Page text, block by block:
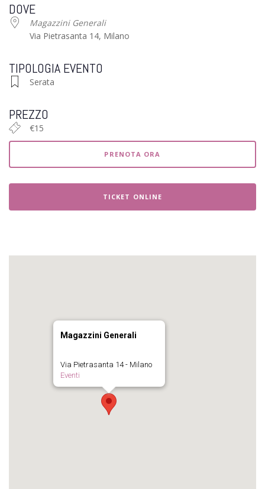
DOVE
Magazzini Generali
Via Pietrasanta 14, Milano
TIPOLOGIA EVENTO
Serata
PREZZO
€15
PRENOTA ORA
TICKET ONLINE
Magazzini Generali
Via Pietrasanta 14 - Milano
Eventi